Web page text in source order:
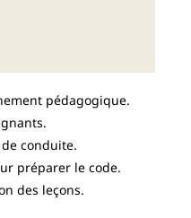
pédagogique.
conduite.
préparer le code.
des leçons.